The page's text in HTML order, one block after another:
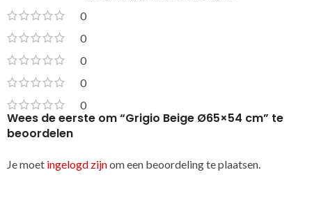
0
0
0
0
0
Wees de eerste om “Grigio Beige Ø65×54 cm” te
beoordelen
Je moet ingelogd zijnom een beoordeling te plaatsen.